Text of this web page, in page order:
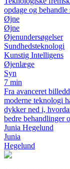
opdage og
Øjne
Øjne
Øjenundersøgelser
Sundhedsteknologi
Kunstig Intelligens
Øjenlæge
Syn
7 min
Fra avanceret
moderne teknologi
dykker ned i,
bedre behandlinger
Junia Hegelund
Junia
Hegelund